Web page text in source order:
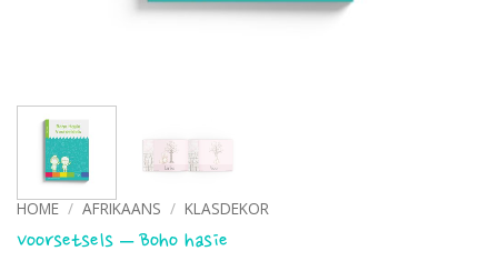
HOME / AFRIKAANS / KLASDEKOR
Voorsetsels – Boho hasie